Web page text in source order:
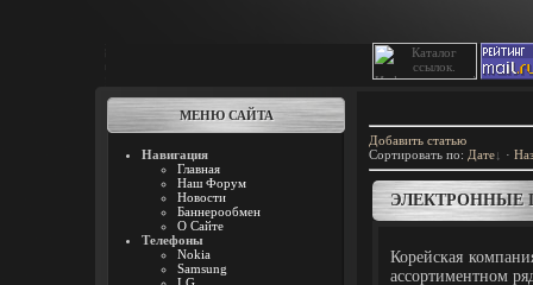
МЕНЮ САЙТА
Навигация
Главная
Наш Форум
Новости
Баннерообмен
О Сайте
Телефоны
Nokia
Samsung
Добавить статью
Сортировать по: Дате ·
ЭЛЕКТРОННЫЕ
Корейская
ассортиментном